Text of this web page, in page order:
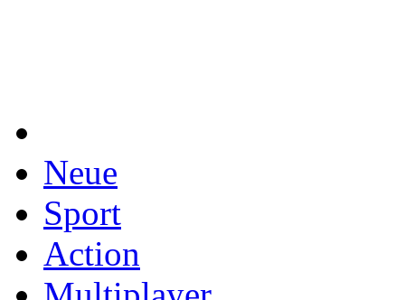
Neue
Sport
Action